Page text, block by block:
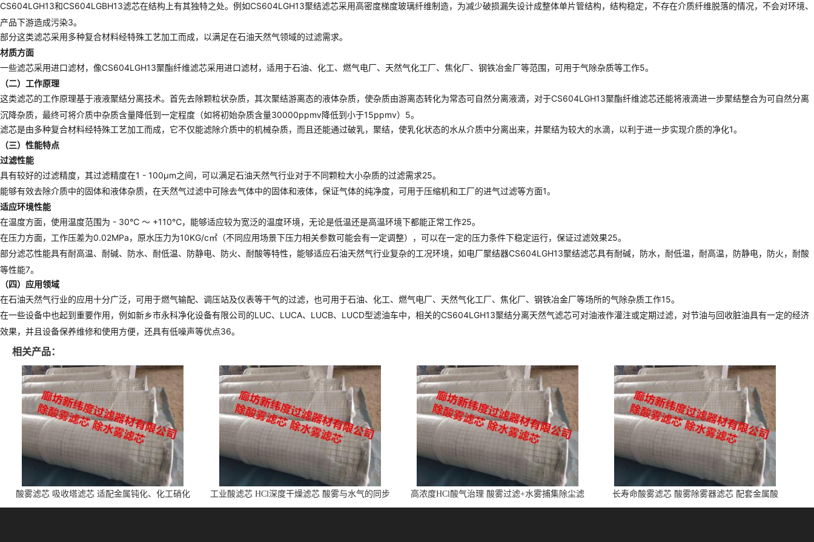
CS604LGH13和CS604LGBH13滤芯在结构上有其独特之处。例如CS604LGH13聚结滤芯采用高密度梯度玻璃纤维制造，为减少破损漏失设计成整体单片管结构，结构稳定，不存在介质纤维脱落的情况，不会对环境、
产品下游造成污染3。
部分这类滤芯采用多种复合材料经特殊工艺加工而成，以满足在石油天然气领域的过滤需求。
材质方面
一些滤芯采用进口滤材，像CS604LGH13聚酯纤维滤芯采用进口滤材，适用于石油、化工、燃气电厂、天然气化工厂、焦化厂、钢铁冶金厂等范围，可用于气除杂质等工作5。
（二）工作原理
这类滤芯的工作原理基于液液聚结分离技术。首先去除颗粒状杂质，其次聚结游离态的液体杂质，使杂质由游离态转化为常态可自然分离液滴，对于CS604LGH13聚酯纤维滤芯还能将液滴进一步聚结整合为可自然分离
沉降杂质，最终可将介质中杂质含量降低到一定程度（如将初始杂质含量30000ppmv降低到小于15ppmv）5。
滤芯是由多种复合材料经特殊工艺加工而成，它不仅能滤除介质中的机械杂质，而且还能通过破乳，聚结，使乳化状态的水从介质中分离出来，并聚结为较大的水滴，以利于进一步实现介质的净化1。
（三）性能特点
过滤性能
具有较好的过滤精度，其过滤精度在1 - 100μm之间，可以满足石油天然气行业对于不同颗粒大小杂质的过滤需求25。
能够有效去除介质中的固体和液体杂质，在天然气过滤中可除去气体中的固体和液体，保证气体的纯净度，可用于压缩机和工厂的进气过滤等方面1。
适应环境性能
在温度方面，使用温度范围为 - 30℃ ～ +110℃，能够适应较为宽泛的温度环境，无论是低温还是高温环境下都能正常工作25。
在压力方面，工作压差为0.02MPa，原水压力为10KG/c㎡（不同应用场景下压力相关参数可能会有一定调整），可以在一定的压力条件下稳定运行，保证过滤效果25。
部分滤芯性能具有耐高温、耐碱、防水、耐低温、防静电、防火、耐酸等特性，能够适应石油天然气行业复杂的工况环境，如电厂聚结器CS604LGH13聚结滤芯具有耐碱，防水，耐低温，耐高温，防静电，防火，耐酸
等性能7。
（四）应用领域
在石油天然气行业的应用十分广泛，可用于燃气输配、调压站及仪表等干气的过滤，也可用于石油、化工、燃气电厂、天然气化工厂、焦化厂、钢铁冶金厂等场所的气除杂质工作15。
在一些设备中也起到重要作用，例如新乡市永科净化设备有限公司的LUC、LUCA、LUCB、LUCD型滤油车中，相关的CS604LGH13聚结分离天然气滤芯可对油液作灌注或定期过滤，对节油与回收脏油具有一定的经济
效果，并且设备保养维修和使用方便，还具有低噪声等优点36。
相关产品：
酸雾滤芯 吸收塔滤芯 适配金属钝化、化工硝化
的酸雾
工业酸滤芯 HCl深度干燥滤芯 酸雾与水气的同步
净化
高浓度HCl酸气治理 酸雾过滤+水雾捕集除尘滤
芯
长寿命酸雾滤芯 酸雾除雾器滤芯 配套金属酸
洗、电池制造业